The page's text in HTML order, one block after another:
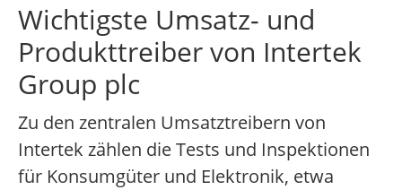
Wichtigste Umsatz- und
Produkttreiber von Intertek
Group plc
Zu den zentralen Umsatztreibern von
Intertek zählen die Tests und Inspektionen
für Konsumgüter und Elektronik, etwa